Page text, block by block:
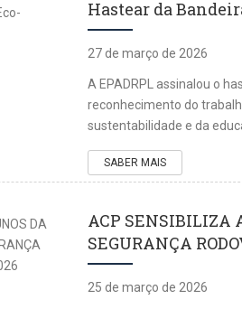
Hastear da
27 de março de 2026
A EPADRPL assinalou o
reconhecimento do
sustentabilidade e da
SABER MAIS
ACP SENSIBILIZA
SEGURANÇA
25 de março de 2026